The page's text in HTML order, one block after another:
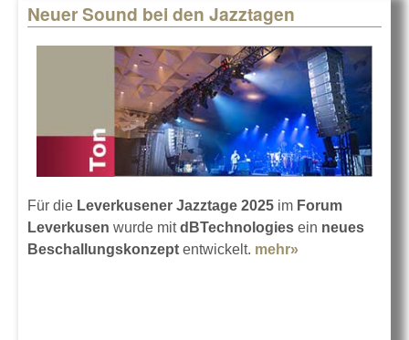
Neuer Sound bei den Jazztagen
Für die Leverkusener Jazztage 2025 im Forum
Leverkusen wurde mitdBTechnologies ein neues
Beschallungskonzept entwickelt. mehr»